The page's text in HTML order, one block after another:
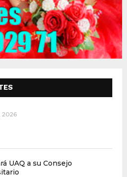
2026
UAQ a su Consejo